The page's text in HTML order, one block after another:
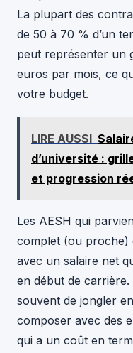
La plupart des
de 50 à 70 % d’un
peut représenter un
euros par mois, ce
votre budget.
LIRE AUSSI
d’université :
et progression
Les AESH qui
complet (ou proche)
avec un salaire net
en début de carrière.
souvent de jongler
composer avec des
qui a un coût en